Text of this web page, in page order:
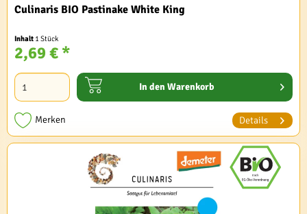
Culinaris BIO Pastinake White King
Inhalt 1 Stück
2,69 € *
In den Warenkorb
Merken Details